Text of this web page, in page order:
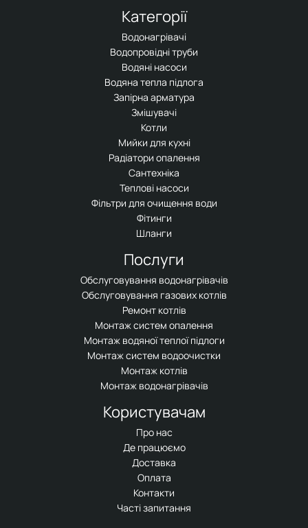
Категорії
Водонагрівачі
Водопровідні труби
Водяні насоси
Водяна тепла підлога
Запірна арматура
Змішувачі
Котли
Мийки для кухні
Радіатори опалення
Сантехніка
Теплові насоси
Фільтри для очищення води
Фітинги
Шланги
Послуги
Обслуговування водонагрівачів
Обслуговування газових котлів
Ремонт котлів
Монтаж систем опалення
Монтаж водяної теплої підлоги
Монтаж систем водоочистки
Монтаж котлів
Монтаж водонагрівачів
Користувачам
Про нас
Де працюємо
Доставка
Оплата
Контакти
Часті запитання